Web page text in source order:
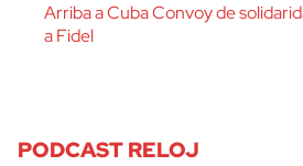
Arriba a Cuba Convoy de
a Fidel
PODCAST RELOJ